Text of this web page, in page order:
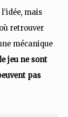
mais
retrouver
mécanique
jeu ne sont
pas